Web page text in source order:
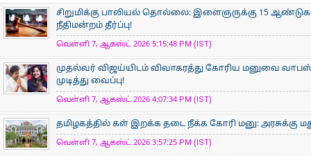
சிறுமிக்கு பாலியல் தொல்லை: இளைஞருக்கு 15
நீதிமன்றம் தீர்ப்பு!
வெள்ளி 7, ஆகஸ்ட் 2026 5:15:48 PM (IST)
முதல்வர் விஜய்யிடம் விவாகரத்து கோரிய மனுவை
முடித்து வைப்பு!
வெள்ளி 7, ஆகஸ்ட் 2026 4:07:34 PM (IST)
தமிழகத்தில் கள் இறக்க தடை நீக்க கோரி மனு: அரசுக்கு
வெள்ளி 7, ஆகஸ்ட் 2026 3:57:25 PM (IST)